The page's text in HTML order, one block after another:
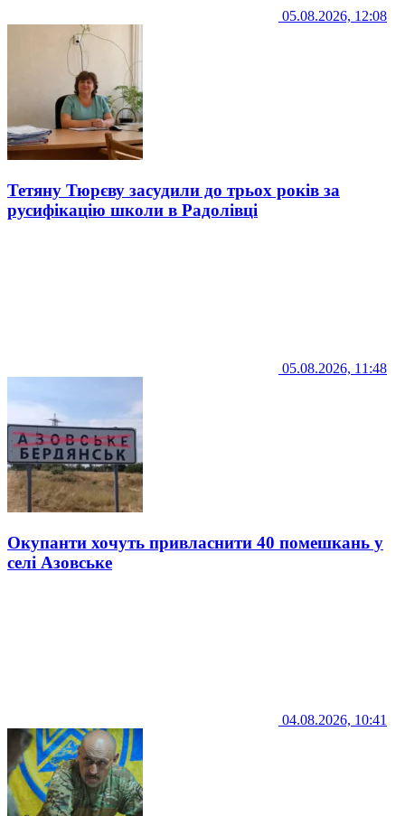
05.08.2026, 12:08
Тетяну Тюрєву засудили до трьох років за
русифікацію школи в Радолівці
05.08.2026, 11:48
Окупанти хочуть привласнити 40 помешкань у
селі Азовське
04.08.2026, 10:41